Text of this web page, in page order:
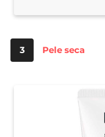
3 Pele seca